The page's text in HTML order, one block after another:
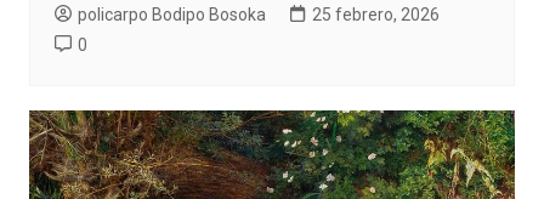
policarpo Bodipo Bosoka
25 febrero, 2026
0